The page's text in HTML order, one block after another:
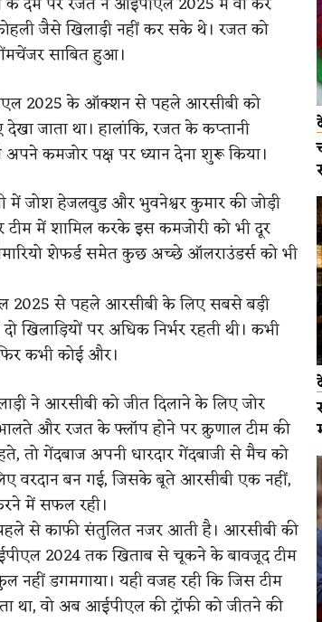
जैसे खिलाड़ी नहीं कर सके थे। रजत को
साबित हुआ।
2025 के ऑक्शन से पहले आरसीबी को
जाता था। हालांकि, रजत के कप्तानी
कमजोर पक्ष पर ध्यान देना शुरू किया।
में जोश हेजलवुड और भुवनेश्वर कुमार की जोड़ी
टीम में शामिल करके इस कमजोरी को भी दूर
शेफर्ड समेत कुछ अच्छे ऑलराउंडर्स को भी
2025 से पहले आरसीबी के लिए सबसे बड़ी
खिलाड़ियों पर अधिक निर्भर रहती थी। कभी
फिर कभी कोई और।
ने आरसीबी को जीत दिलाने के लिए जोर
और रजत के फ्लॉप होने पर क्रुणाल टीम की
तो गेंदबाज अपनी धारदार गेंदबाजी से मैच को
वरदान बन गई, जिसके बूते आरसीबी एक नहीं,
में सफल रही।
से काफी संतुलित नजर आती है। आरसीबी की
2024 तक खिताब से चूकने के बावजूद टीम
नहीं डगमगाया। यही वजह रही कि जिस टीम
वो अब आईपीएल की ट्रॉफी को जीतने की